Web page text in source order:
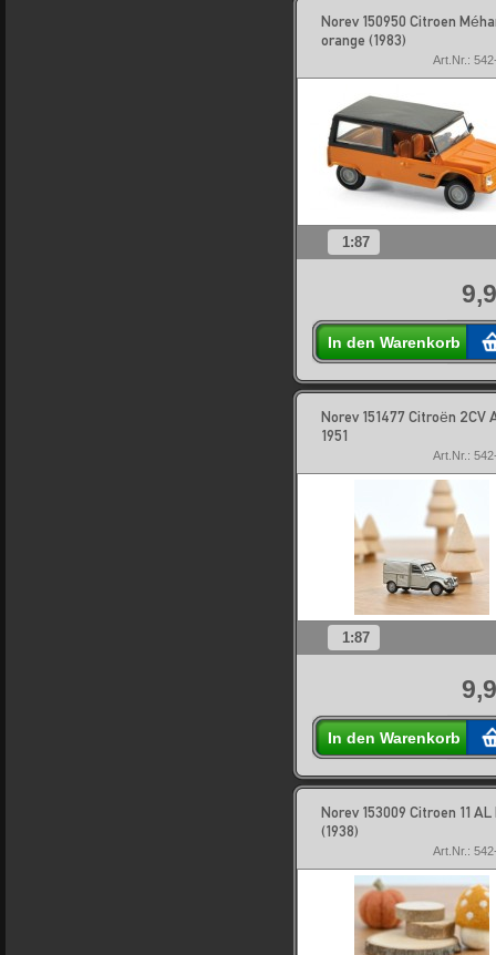
Norev 150950 Citroen
orange (1983)
Art.Nr.:
1:87
In den Warenkorb
Norev 151477 Citroën 2CV
1951
Art.Nr.:
1:87
In den Warenkorb
Norev 153009 Citroen 11 AL
(1938)
Art.Nr.: